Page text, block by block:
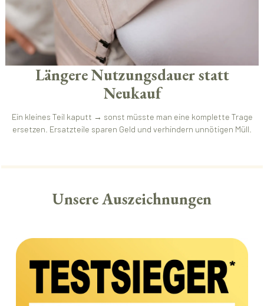
Längere Nutzungsdauer statt
Neukauf
Ein kleines Teil kaputt → sonst müsste man eine komplette Trage
ersetzen. Ersatzteile sparen Geld und verhindern unnötigen Müll.
Unsere Auszeichnungen
Bildergalerie überspringen